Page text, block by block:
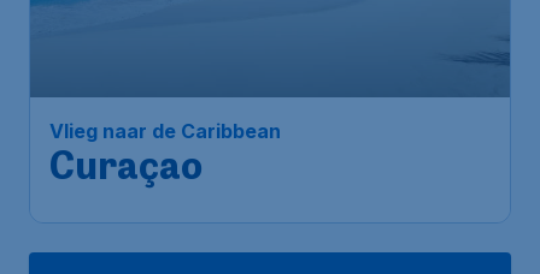
Vlieg naar de Caribbean
Curaçao